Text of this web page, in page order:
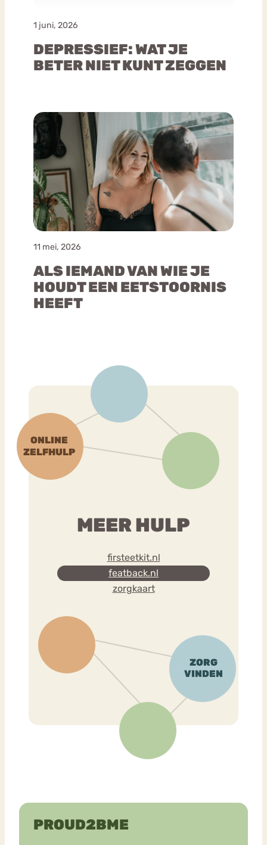
1 juni, 2026
DEPRESSIEF: WAT JE
BETER NIET KUNT ZEGGEN
11 mei, 2026
ALS IEMAND VAN WIE JE
HOUDT EEN EETSTOORNIS
HEEFT
MEER HULP
firsteetkit.nl
featback.nl
zorgkaart
PROUD2BME